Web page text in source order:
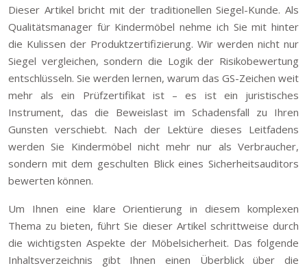
Dieser Artikel bricht mit der traditionellen Siegel-Kunde. Als
Qualitätsmanager für Kindermöbel nehme ich Sie mit hinter
die Kulissen der Produktzertifizierung. Wir werden nicht nur
Siegel vergleichen, sondern die Logik der Risikobewertung
entschlüsseln. Sie werden lernen, warum das GS-Zeichen weit
mehr als ein Prüfzertifikat ist – es ist ein juristisches
Instrument, das die Beweislast im Schadensfall zu Ihren
Gunsten verschiebt. Nach der Lektüre dieses Leitfadens
werden Sie Kindermöbel nicht mehr nur als Verbraucher,
sondern mit dem geschulten Blick eines Sicherheitsauditors
bewerten können.
Um Ihnen eine klare Orientierung in diesem komplexen
Thema zu bieten, führt Sie dieser Artikel schrittweise durch
die wichtigsten Aspekte der Möbelsicherheit. Das folgende
Inhaltsverzeichnis gibt Ihnen einen Überblick über die